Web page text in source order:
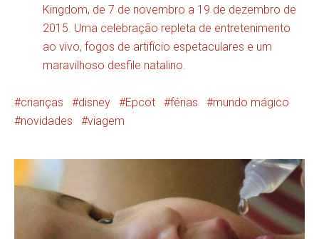
Kingdom, de 7 de novembro a 19 de dezembro de
2015. Uma celebração repleta de entretenimento
ao vivo, fogos de artifício espetaculares e um
maravilhoso desfile natalino.
crianças disney Epcot férias
mundo mágico
novidades
viagem